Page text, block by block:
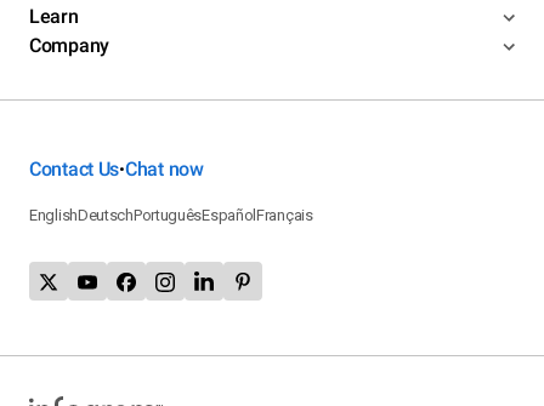
Learn
Company
Contact Us•Chat now
EnglishDeutschPortuguêsEspañolFrançais